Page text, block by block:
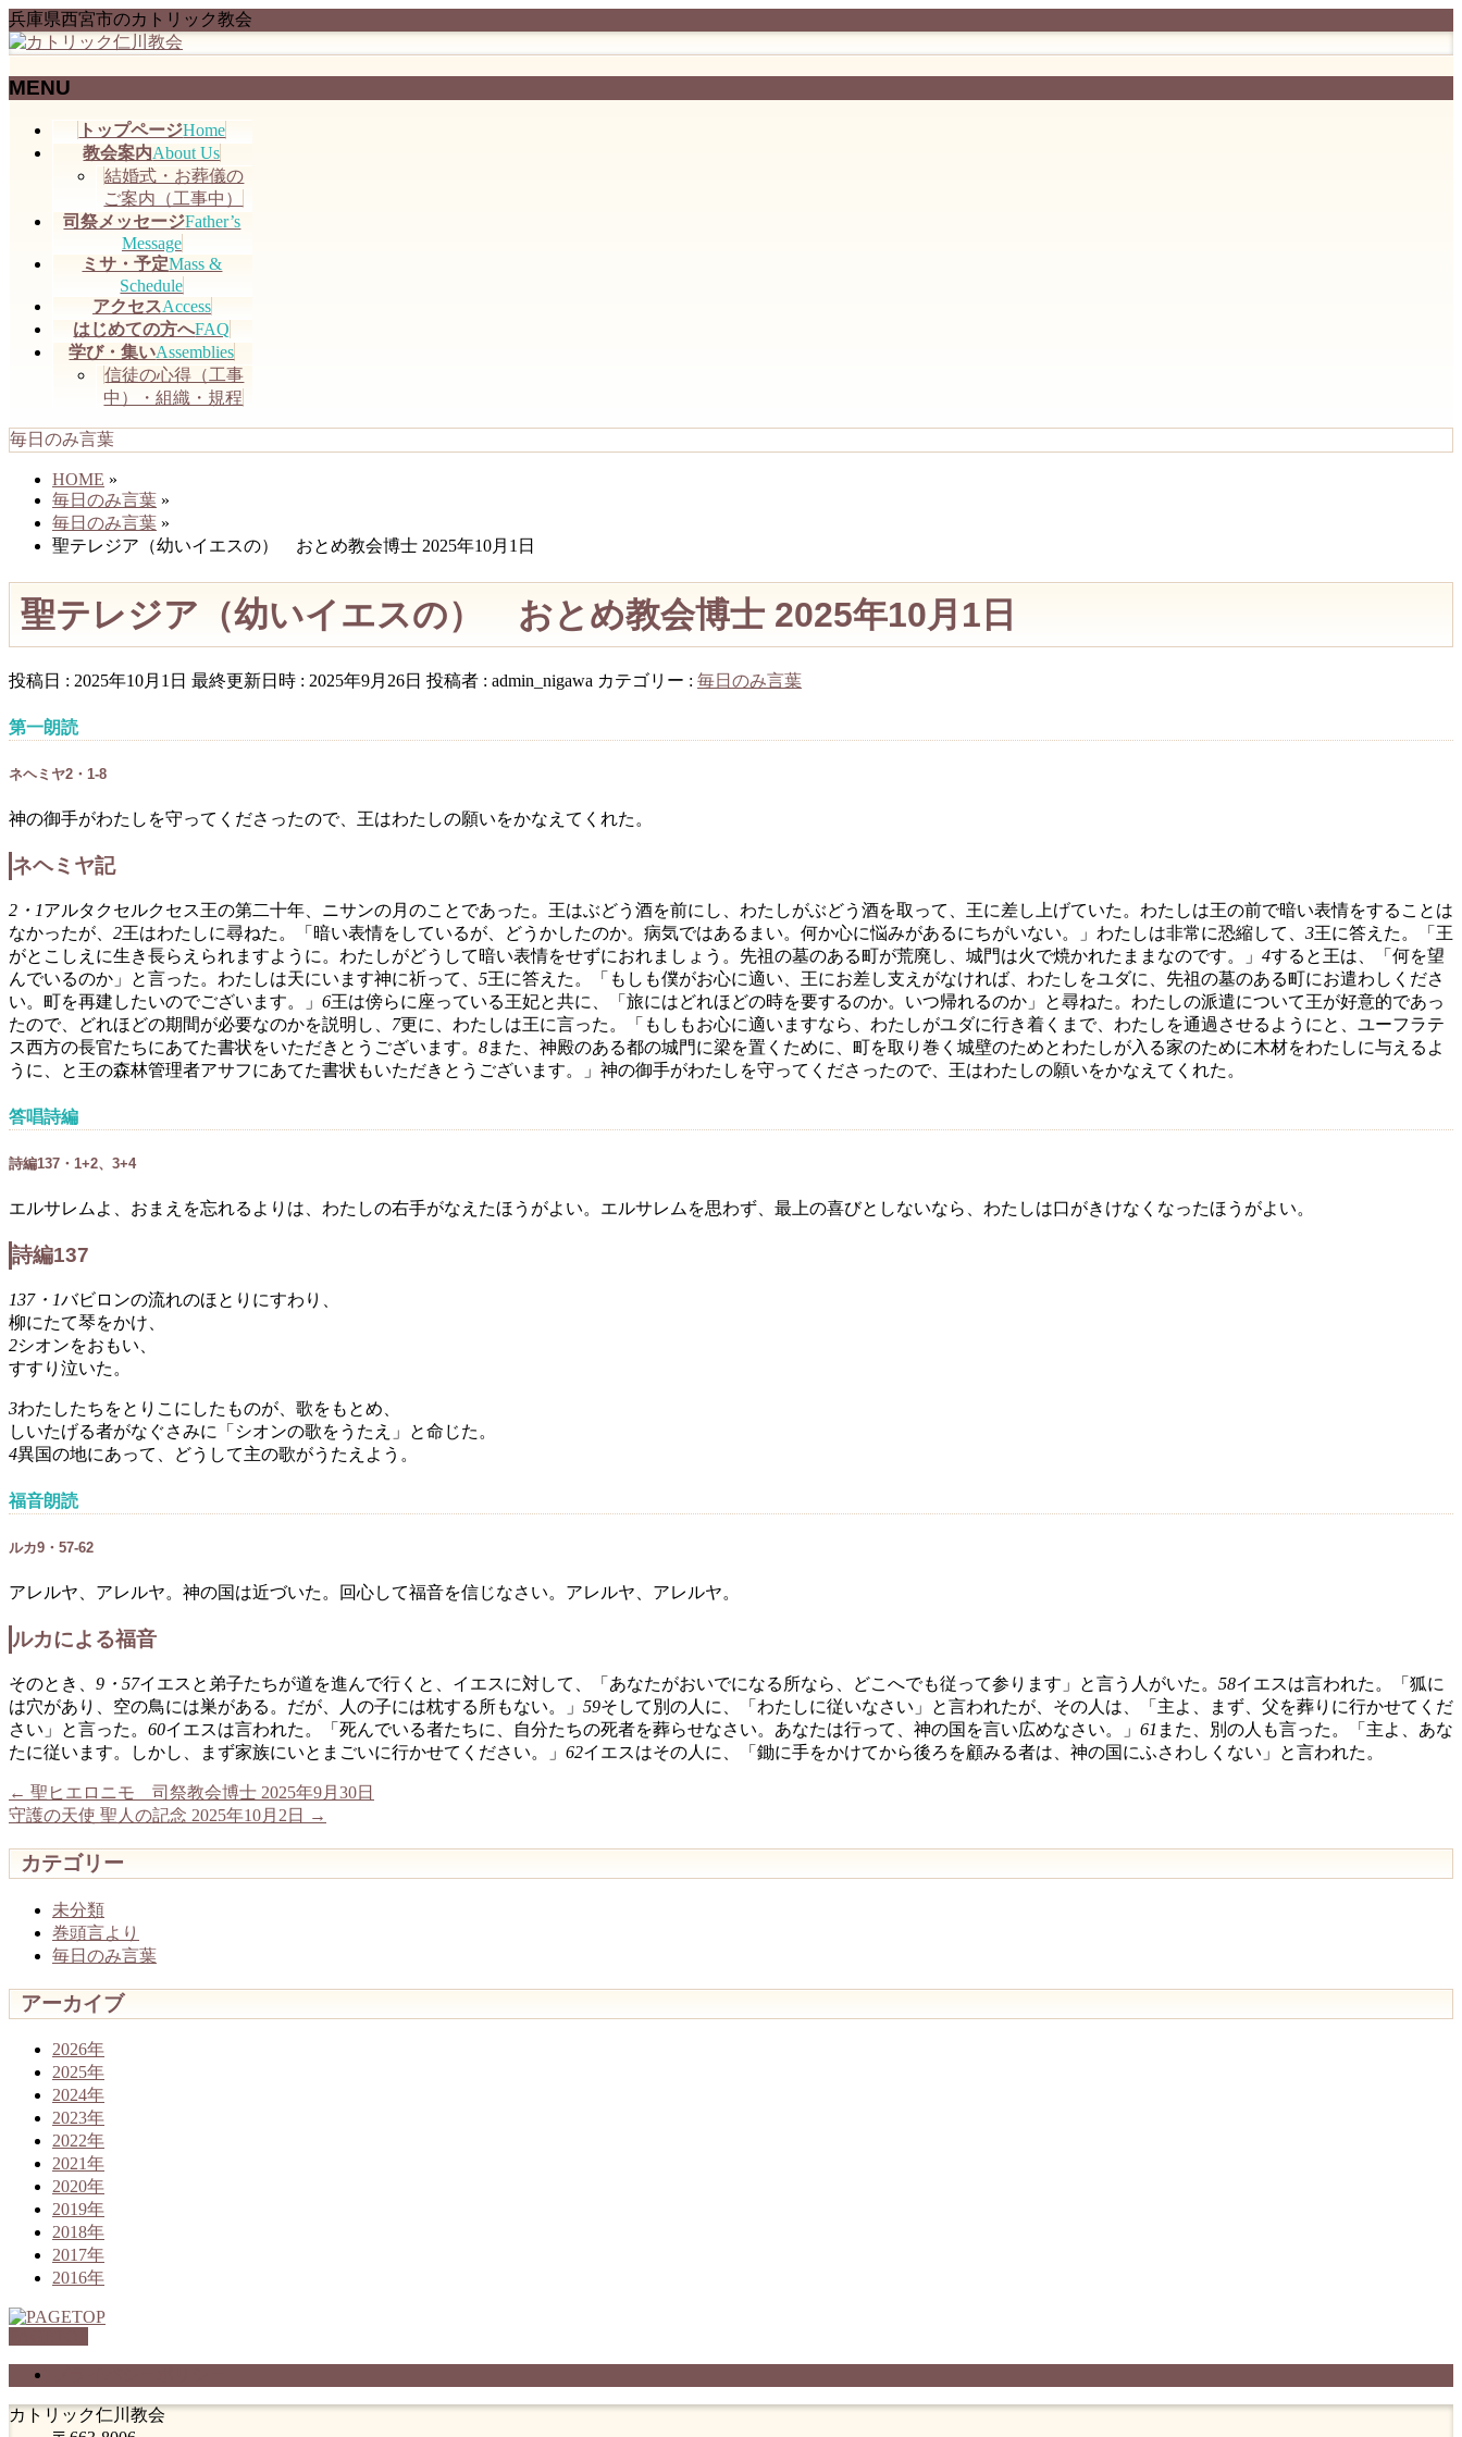
兵庫県西宮市のカトリック教会
MENU
トップページHome
教会案内About Us
結婚式・お葬儀の
ご案内（工事中）
司祭メッセージFather’s
Message
ミサ・予定Mass &
Schedule
アクセスAccess
はじめての方へFAQ
学び・集いAssemblies
信徒の心得（工事
中）・組織・規程
毎日のみ言葉
HOME »
毎日のみ言葉 »
毎日のみ言葉 »
聖テレジア（幼いイエスの） おとめ教会博士 2025年10月1日
聖テレジア（幼いイエスの） おとめ教会博士 2025年10月1日
投稿日 : 2025年10月1日 最終更新日時 : 2025年9月26日 投稿者 : admin_nigawa カテゴリー : 毎日のみ言葉
第一朗読
ネヘミヤ2・1-8
神の御手がわたしを守ってくださったので、王はわたしの願いをかなえてくれた。
ネヘミヤ記
2・1アルタクセルクセス王の第二十年、ニサンの月のことであった。王はぶどう酒を前にし、わたしがぶどう酒を取って、王に差し上げていた。わたしは王の前で暗い表情をすることは
なかったが、 2王はわたしに尋ねた。「暗い表情をしているが、どうかしたのか。病気ではあるまい。何か心に悩みがあるにちがいない。」わたしは非常に恐縮して、 3王に答えた。「王
がとこしえに生き長らえられますように。わたしがどうして暗い表情をせずにおれましょう。先祖の墓のある町が荒廃し、城門は火で焼かれたままなのです。」 4すると王は、「何を望
んでいるのか」と言った。わたしは天にいます神に祈って、 5王に答えた。「もしも僕がお心に適い、王にお差し支えがなければ、わたしをユダに、先祖の墓のある町にお遣わしくださ
い。町を再建したいのでございます。」 6王は傍らに座っている王妃と共に、「旅にはどれほどの時を要するのか。いつ帰れるのか」と尋ねた。わたしの派遣について王が好意的であっ
たので、どれほどの期間が必要なのかを説明し、 7更に、わたしは王に言った。「もしもお心に適いますなら、わたしがユダに行き着くまで、わたしを通過させるようにと、ユーフラテ
ス西方の長官たちにあてた書状をいただきとうございます。 8また、神殿のある都の城門に梁を置くために、町を取り巻く城壁のためとわたしが入る家のために木材をわたしに与えるよ
うに、と王の森林管理者アサフにあてた書状もいただきとうございます。」神の御手がわたしを守ってくださったので、王はわたしの願いをかなえてくれた。
答唱詩編
詩編137・1+2、3+4
エルサレムよ、おまえを忘れるよりは、わたしの右手がなえたほうがよい。エルサレムを思わず、最上の喜びとしないなら、わたしは口がきけなくなったほうがよい。
詩編137
137・1バビロンの流れのほとりにすわり、
柳にたて琴をかけ、
2シオンをおもい、
すすり泣いた。
3わたしたちをとりこにしたものが、歌をもとめ、
しいたげる者がなぐさみに「シオンの歌をうたえ」と命じた。
4異国の地にあって、どうして主の歌がうたえよう。
福音朗読
ルカ9・57-62
アレルヤ、アレルヤ。神の国は近づいた。回心して福音を信じなさい。アレルヤ、アレルヤ。
ルカによる福音
そのとき、 9・57イエスと弟子たちが道を進んで行くと、イエスに対して、「あなたがおいでになる所なら、どこへでも従って参ります」と言う人がいた。 58イエスは言われた。「狐に
は穴があり、空の鳥には巣がある。だが、人の子には枕する所もない。」 59そして別の人に、「わたしに従いなさい」と言われたが、その人は、「主よ、まず、父を葬りに行かせてくだ
さい」と言った。 60イエスは言われた。「死んでいる者たちに、自分たちの死者を葬らせなさい。あなたは行って、神の国を言い広めなさい。」 61 また、別の人も言った。「主よ、あな
たに従います。しかし、まず家族にいとまごいに行かせてください。」 62イエスはその人に、「鋤に手をかけてから後ろを顧みる者は、神の国にふさわしくない」と言われた。
← 聖ヒエロニモ 司祭教会博士 2025年9月30日
守護の天使 聖人の記念 2025年10月2日
→
カテゴリー
未分類
巻頭言より
毎日のみ言葉
アーカイブ
2026年
2025年
2024年
2023年
2022年
2021年
2020年
2019年
2018年
2017年
2016年
カトリック仁川教会